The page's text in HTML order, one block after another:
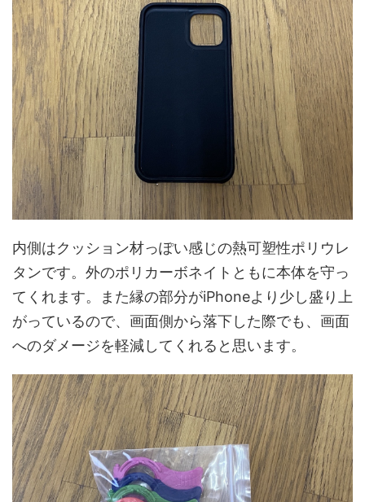
内側はクッション材っぽい感じの熱可塑性ポリウレ
タンです。外のポリカーボネイトともに本体を守っ
てくれます。また縁の部分がiPhoneより少し盛り上
がっているので、画面側から落下した際でも、画面
へのダメージを軽減してくれると思います。